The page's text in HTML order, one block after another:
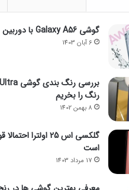
گوشی Galaxy A56 با دوربین بهتر همراه است
6 آبان 1403
رنگ را بخریم
8 بهمن 1402
است
17 مرداد 1403